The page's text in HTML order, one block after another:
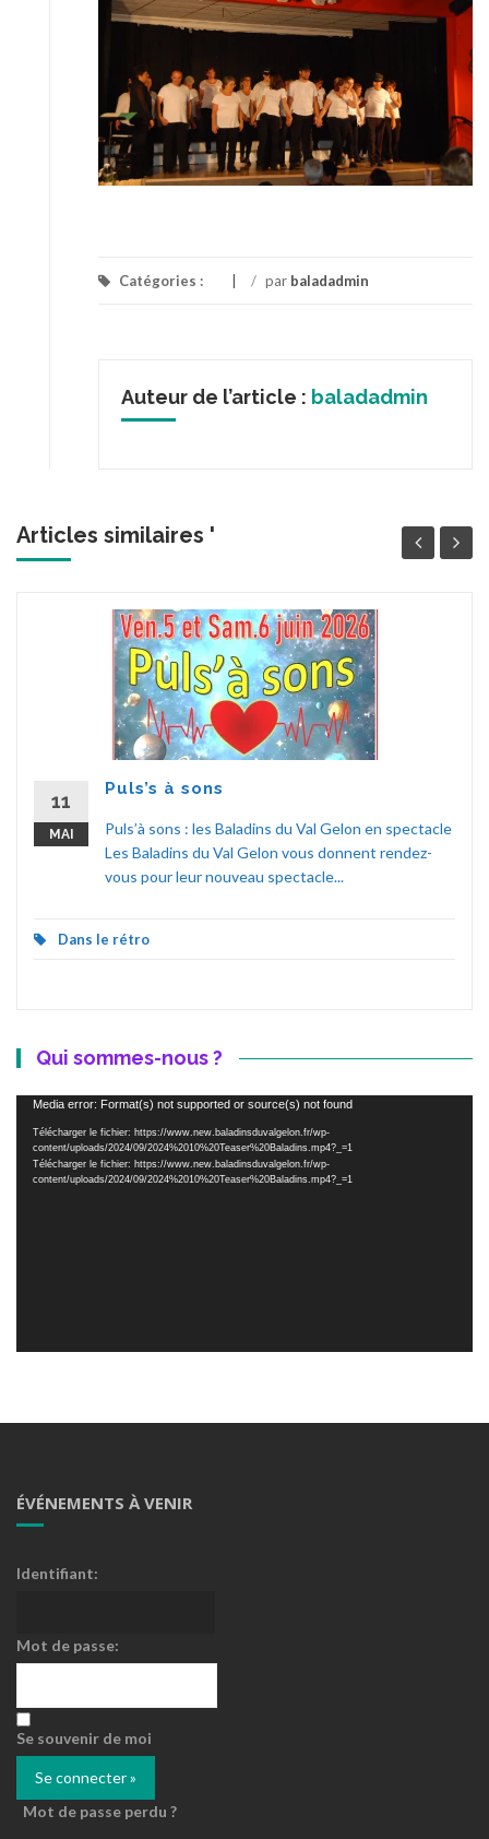
Catégories : / par baladadmin
Auteur de l’article : baladadmin
Articles similaires '
11
MAI
Puls’s à sons
Puls’à sons : les Baladins du Val Gelon en spectacle
Les Baladins du Val Gelon vous donnent rendez-
vous pour leur nouveau spectacle...
Dans le rétro
Qui sommes-nous ?
Lecteur
vidéo
Media error: Format(s) not supported or source(s) not found
Télécharger le fichier: https://www.new.baladinsduvalgelon.fr/wp-
content/uploads/2024/09/2024%2010%20Teaser%20Baladins.mp4?_=1
Télécharger le fichier: https://www.new.baladinsduvalgelon.fr/wp-
content/uploads/2024/09/2024%2010%20Teaser%20Baladins.mp4?_=1
ÉVÉNEMENTS À VENIR
Identifiant:
Mot de passe:
Se souvenir de moi
Mot de passe perdu ?